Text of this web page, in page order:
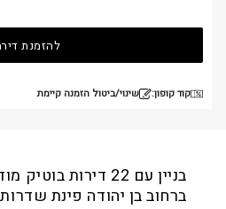
קוד קופון: שינוי/ביטול הזמנה קיימת
להזמנת
בניין עם 22 דירות
ברחוב בן יהודה פינת שדרות